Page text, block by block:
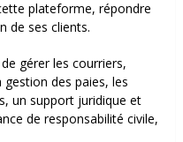
plateforme, répondre
de ses clients.
gérer les courriers,
gestion des paies, les
un support juridique et
de responsabilité civile,